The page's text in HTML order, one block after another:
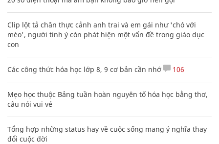
Clip lột tả chân thực cảnh anh trai và em gái như 'chó với
mèo', người tinh ý còn phát hiện một vấn đề trong giáo dục
con
Các công thức hóa học lớp 8, 9 cơ bản cần nhớ 106
Mẹo học thuộc Bảng tuần hoàn nguyên tố hóa học bằng thơ,
câu nói vui vẻ
Tổng hợp những status hay về cuộc sống mang ý nghĩa thay
đổi cuộc đời